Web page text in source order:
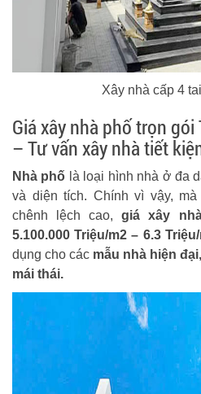
Xây nhà cấp 4
Giá xây nhà phố trọn
– Tư vấn xây nhà tiết
Nhà phố là loại hình nhà ở đa
và diện tích. Chính vì vậy,
chênh lệch cao, giá xây
5.100.000 Triệu/m2 – 6.3
dụng cho các mẫu nhà hiện
mái thái.